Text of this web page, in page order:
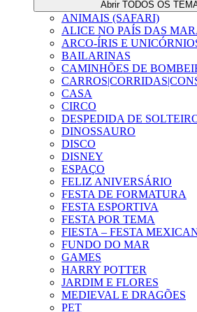
Abrir TODOS OS
ANIMAIS (SAFARI)
ALICE NO PAÍS DAS
ARCO-ÍRIS E
BAILARINAS
CAMINHÕES DE
CASA
CIRCO
DESPEDIDA DE
DINOSSAURO
DISCO
DISNEY
ESPAÇO
FELIZ ANIVERSÁRIO
FESTA DE FORMATURA
FESTA ESPORTIVA
FESTA POR TEMA
FIESTA – FESTA
FUNDO DO MAR
GAMES
HARRY POTTER
JARDIM E FLORES
MEDIEVAL E DRAGÕES
PET